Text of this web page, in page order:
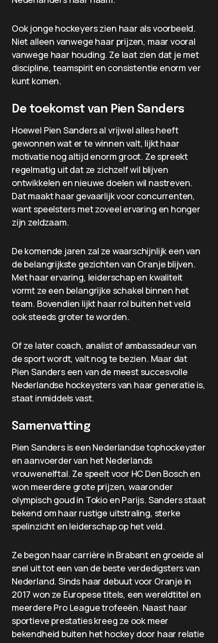
Ook jonge hockeyers zien haar als voorbeeld.
Niet alleen vanwege haar prijzen, maar vooral
vanwege haar houding. Ze laat zien dat je met
discipline, teamspirit en consistentie enorm ver
kunt komen.
De toekomst van Pien Sanders
Hoewel Pien Sanders al vrijwel alles heeft
gewonnen wat er te winnen valt, lijkt haar
motivatie nog altijd enorm groot. Ze spreekt
regelmatig uit dat ze zichzelf wil blijven
ontwikkelen en nieuwe doelen wil nastreven.
Dat maakt haar gevaarlijk voor concurrenten,
want speelsters met zoveel ervaring en honger
zijn zeldzaam.
De komende jaren zal ze waarschijnlijk een van
de belangrijkste gezichten van Oranje blijven.
Met haar ervaring, leiderschap en kwaliteit
vormt ze een belangrijke schakel binnen het
team. Bovendien lijkt haar rol buiten het veld
ook steeds groter te worden.
Of ze later coach, analist of ambassadeur van
de sport wordt, valt nog te bezien. Maar dat
Pien Sanders een van de meest succesvolle
Nederlandse hockeysters van haar generatie is,
staat inmiddels vast.
Samenvatting
Pien Sanders is een Nederlandse tophockeyster
en aanvoerder van het Nederlands
vrouwenelftal. Ze speelt voor HC Den Bosch en
won meerdere grote prijzen, waaronder
olympisch goud in Tokio en Parijs. Sanders staat
bekend om haar rustige uitstraling, sterke
spelinzicht en leiderschap op het veld.
Ze begon haar carrière in Brabant en groeide al
snel uit tot een van de beste verdedigsters van
Nederland. Sinds haar debuut voor Oranje in
2017 won ze Europese titels, een wereldtitel en
meerdere Pro League trofeeën. Naast haar
sportieve prestaties kreeg ze ook meer
bekendheid buiten het hockey door haar relatie